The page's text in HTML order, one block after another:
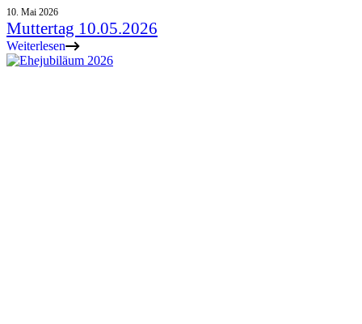
10. Mai 2026
Muttertag 10.05.2026
Weiterlesen